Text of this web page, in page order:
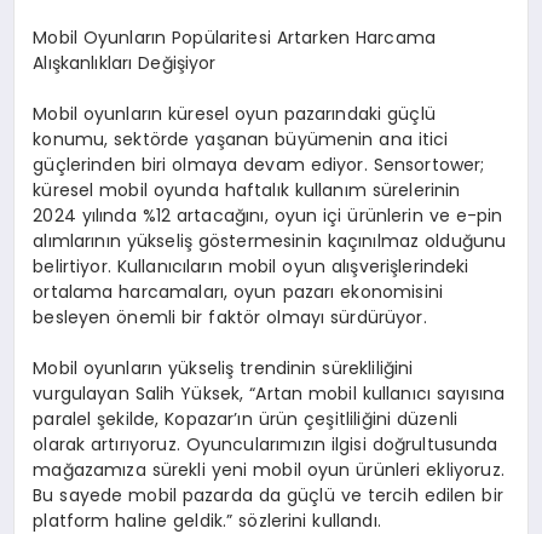
Mobil Oyunların Popülaritesi Artarken Harcama
Alışkanlıkları Değişiyor
Mobil oyunların küresel oyun pazarındaki güçlü
konumu, sektörde yaşanan büyümenin ana itici
güçlerinden biri olmaya devam ediyor. Sensortower;
küresel mobil oyunda haftalık kullanım sürelerinin
2024 yılında %12 artacağını, oyun içi ürünlerin ve e-pin
alımlarının yükseliş göstermesinin kaçınılmaz olduğunu
belirtiyor. Kullanıcıların mobil oyun alışverişlerindeki
ortalama harcamaları, oyun pazarı ekonomisini
besleyen önemli bir faktör olmayı sürdürüyor.
Mobil oyunların yükseliş trendinin sürekliliğini
vurgulayan Salih Yüksek, “Artan mobil kullanıcı sayısına
paralel şekilde, Kopazar’ın ürün çeşitliliğini düzenli
olarak artırıyoruz. Oyuncularımızın ilgisi doğrultusunda
mağazamıza sürekli yeni mobil oyun ürünleri ekliyoruz.
Bu sayede mobil pazarda da güçlü ve tercih edilen bir
platform haline geldik.” sözlerini kullandı.